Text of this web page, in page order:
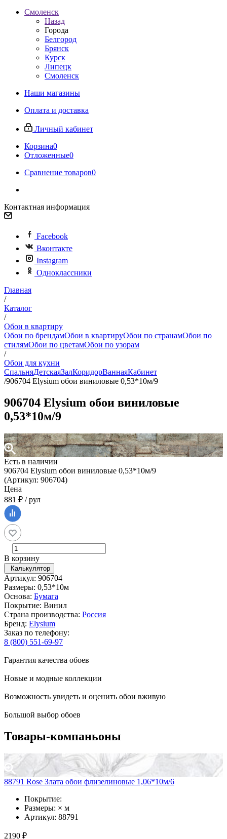
Смоленск
Назад
Города
Белгород
Брянск
Курск
Липецк
Смоленск
Наши магазины
Оплата и доставка
Личный кабинет
Корзина0
Отложенные0
Сравнение товаров0
Контактная информация
Facebook
Вконтакте
Instagram
Одноклассники
Главная
/
Каталог
/
Обои в квартиру
Обои по брендамОбои в квартируОбои по странамОбои по
стилямОбои по цветамОбои по узорам
/
Обои для кухни
СпальняДетскаяЗалКоридорВаннаяКабинет
/906704 Elysium обои виниловые 0,53*10м/9
906704 Elysium обои виниловые
0,53*10м/9
Есть в наличии
906704 Elysium обои виниловые 0,53*10м/9
(Артикул: 906704)
Цена
881 ₽ / рул
В корзину
Калькулятор
Артикул: 906704
Размеры: 0,53*10м
Основа: Бумага
Покрытие: Винил
Страна производства: Россия
Бренд: Elysium
Заказ по телефону:
8 (800) 551-69-97
Гарантия качества обоев
Новые и модные коллекции
Возможность увидеть и оценить обои вживую
Большой выбор обоев
Товары-компаньоны
88791 Rose Злата обои флизелиновые 1,06*10м/6
Покрытие:
Размеры: × м
Артикул: 88791
2190 ₽